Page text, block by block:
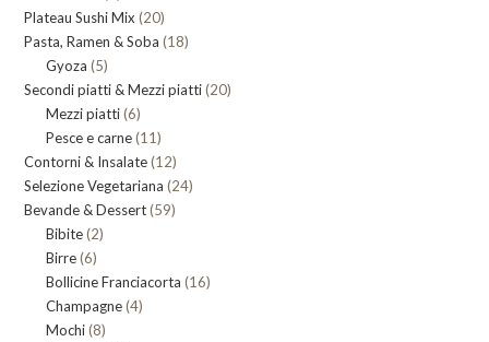
prodotti
Plateau Sushi Mix 2020
prodotti
Pasta, Ramen & Soba 1818
Gyoza 55
prodotti
Secondi piatti & Mezzi piatti 2020
Mezzi piatti 66
prodotti
Pesce e carne 1111
prodotti
Contorni & Insalate 1212
prodotti
Selezione Vegetariana 2424
Bevande & Dessert 5959
Bibite 22
Birre 66
prodotti
Bollicine Franciacorta 1616
Champagne 44
Mochi 88